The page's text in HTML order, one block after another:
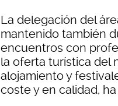
La delegación del
mantenido también
encuentros con
la oferta turística del
alojamiento y
coste y en calidad,